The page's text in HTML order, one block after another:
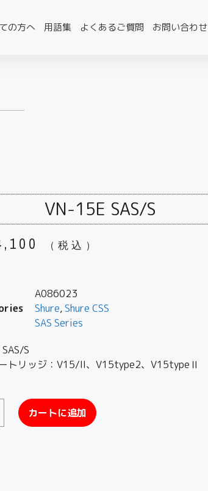
の方へ 用語集 よくあるご質問 お問い合わせ
VN-15E SAS/S
（税込）
A086023
Shure,Shure CSS
SAS Series
S
トリッジ：V15/II、V15type2、V15typeⅡ
カートに追加